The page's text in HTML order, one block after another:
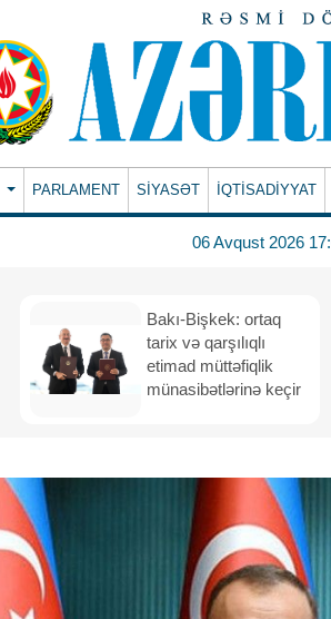
PARLAMENT SİYASƏT İQTİSADİYYAT
06 Avqust 2026
Bakı-Bişkek: ortaq
tarix və qarşılıqlı
etimad müttəfiqlik
münasibətlərinə keçir